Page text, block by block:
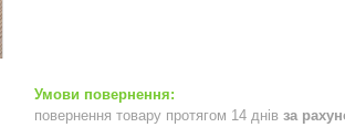
повернення товару протягом 14 днів за